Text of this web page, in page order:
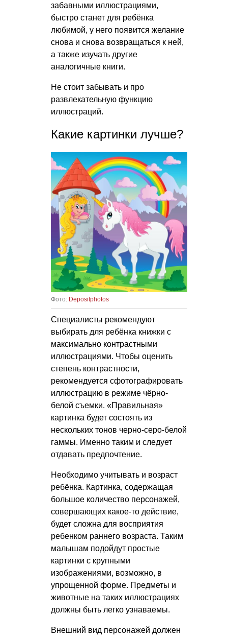
забавными иллюстрациями,
быстро станет для ребёнка
любимой, у него появится желание
снова и снова возвращаться к ней,
а также изучать другие
аналогичные книги.
Не стоит забывать и про
развлекательную функцию
иллюстраций.
Какие картинки лучше?
Фото: Depositphotos
Специалисты рекомендуют
выбирать для ребёнка книжки с
максимально контрастными
иллюстрациями. Чтобы оценить
степень контрастности,
рекомендуется сфотографировать
иллюстрацию в режиме чёрно-
белой съемки. «Правильная»
картинка будет состоять из
нескольких тонов черно-серо-белой
гаммы. Именно таким и следует
отдавать предпочтение.
Необходимо учитывать и возраст
ребёнка. Картинка, содержащая
большое количество персонажей,
совершающих какое-то действие,
будет сложна для восприятия
ребенком раннего возраста. Таким
малышам подойдут простые
картинки с крупными
изображениями, возможно, в
упрощенной форме. Предметы и
животные на таких иллюстрациях
должны быть легко узнаваемы.
Внешний вид персонажей должен